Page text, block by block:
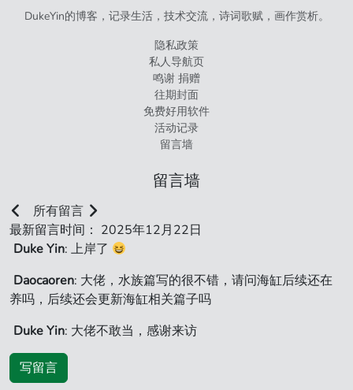
DukeYin的博客，记录生活，技术交流，诗词歌赋，画作赏析。
隐私政策
私人导航页
鸣谢 捐赠
往期封面
免费好用软件
活动记录
留言墙
留言墙
所有留言
最新留言时间： 2025年12月22日
Duke Yin: 上岸了
Daocaoren: 大佬，水族篇写的很不错，请问海缸后续还在
养吗，后续还会更新海缸相关篇子吗
Duke Yin: 大佬不敢当，感谢来访
写留言